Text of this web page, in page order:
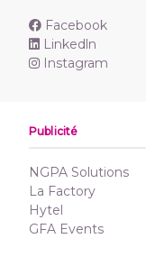
Facebook
Linkedln
Instagram
Publicité
NGPA Solutions
La Factory
Hytel
GFA Events